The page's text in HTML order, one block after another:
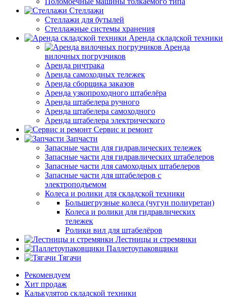
Стеллажи
Стеллажи для бутылей
Стеллажные системы хранения
Аренда складской техники
Аренда
вилочных погрузчиков
Аренда ричтрака
Аренда самоходных тележек
Аренда сборщика заказов
Аренда узкопроходного штабелёра
Аренда штабелера ручного
Аренда штабелера самоходного
Аренда штабелера электрического
Сервис и ремонт
Запчасти
Запасные части для гидравлических тележек
Запасные части для гидравлических штабелеров
Запасные части для самоходных штабелеров
Запасные части для штабелеров с
электроподъемом
Колеса и ролики для складской техники
Большегрузные колеса (чугун полиуретан)
Колеса и ролики для гидравлических
тележек
Ролики вил для штабелёров
Лестницы и стремянки
Паллетоупаковщики
Тягачи
Рекомендуем
Хит продаж
Калькулятор складской техники